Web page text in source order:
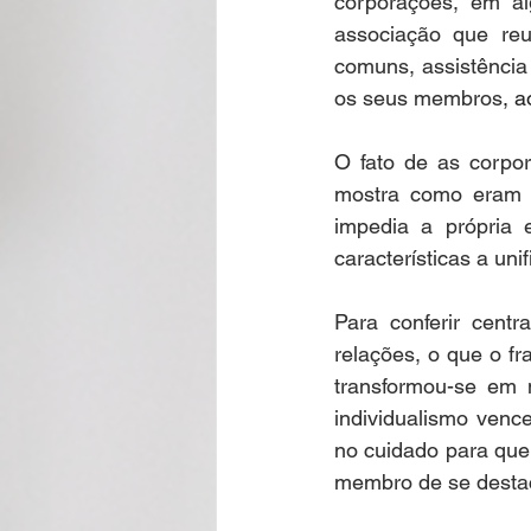
associação que
comuns,
os seus membros,
O fato de as
mostra como
impedia a própria
características a
Para conferir
relações, o que o
transformou-se
individualismo
no cuidado para
membro de se